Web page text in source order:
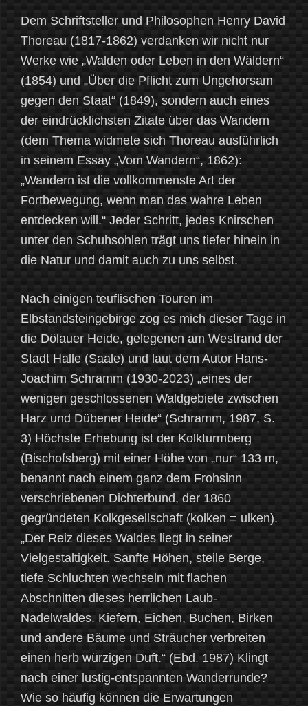
Dem Schriftsteller und Philosophen Henry David
Thoreau (1817-1862) verdanken wir nicht nur
Werke wie „Walden oder Leben in den Wäldern“
(1854) und „Über die Pflicht zum Ungehorsam
gegen den Staat“ (1849), sondern auch eines
der eindrücklichsten Zitate über das Wandern
(dem Thema widmete sich Thoreau ausführlich
in seinem Essay „Vom Wandern“, 1862):
„Wandern ist die vollkommenste Art der
Fortbewegung, wenn man das wahre Leben
entdecken will.“ Jeder Schritt, jedes Knirschen
unter den Schuhsohlen trägt uns tiefer hinein in
die Natur und damit auch zu uns selbst.
Nach einigen teuflischen Touren im
Elbstandsteingebirge zog es mich dieser Tage in
die Dölauer Heide, gelegenen am Westrand der
Stadt Halle (Saale) und laut dem Autor Hans-
Joachim Schramm (1930-2023) „eines der
wenigen geschlossenen Waldgebiete zwischen
Harz und Dübener Heide“ (Schramm, 1987, S.
3) Höchste Erhebung ist der Kolkturmberg
(Bischofsberg) mit einer Höhe von „nur“ 133 m,
benannt nach einem ganz dem Frohsinn
verschriebenen Dichterbund, der 1860
gegründeten Kolkgesellschaft (kolken = ulken).
„Der Reiz dieses Waldes liegt in seiner
Vielgestaltigkeit. Sanfte Höhen, steile Berge,
tiefe Schluchten wechseln mit flachen
Abschnitten dieses herrlichen Laub-
Nadelwaldes. Kiefern, Eichen, Buchen, Birken
und andere Bäume und Sträucher verbreiten
einen herb würzigen Duft.“ (Ebd. 1987) Klingt
nach einer lustig-entspannten Wanderrunde?
Wie so häufig können die Erwartungen